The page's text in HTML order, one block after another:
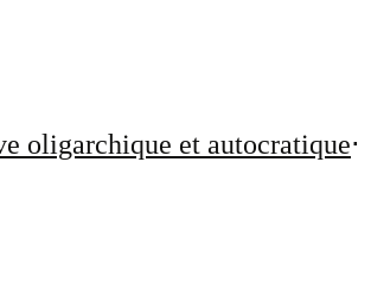
oligarchique et autocratique